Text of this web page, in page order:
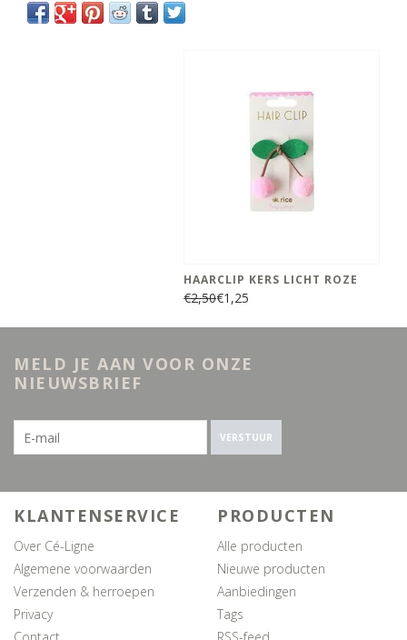
HAARCLIP KERS LICHT ROZE
€2,50€1,25
MELD JE AAN VOOR ONZE
NIEUWSBRIEF
VERSTUUR
KLANTENSERVICE
Over Cé-Ligne
Algemene voorwaarden
Verzenden & herroepen
Privacy
PRODUCTEN
Alle producten
Nieuwe producten
Aanbiedingen
Tags